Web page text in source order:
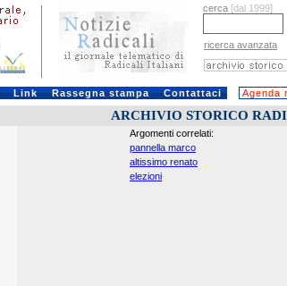
cerca [dal 1999]
ricerca avanzata
Link Rassegna stampa Contattaci Agenda
ARCHIVIO STORICO
Argomenti correlati:
pannella marco
altissimo renato
elezioni